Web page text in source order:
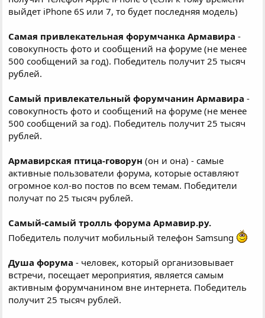
выйдет iPhone 6S или 7, то будет последняя модель)
Самая привлекательная форумчанка Армавира -
совокупность фото и сообщений на форуме (не менее
500 сообщений за год). Победитель получит 25 тысяч
рублей.
Самый привлекательный форумчанин Армавира -
совокупность фото и сообщений на форуме (не менее
500 сообщений за год). Победитель получит 25 тысяч
рублей.
Армавирская птица-говорун (он и она) - самые
активные пользователи форума, которые оставляют
огромное кол-во постов по всем темам. Победители
получат по 25 тысяч рублей.
Самый-самый тролль форума Армавир.ру.
Победитель получит мобильный телефон Samsung
Душа форума - человек, который организовывает
встречи, посещает мероприятия, является самым
активным форумчанином вне интернета. Победитель
получит 25 тысяч рублей.